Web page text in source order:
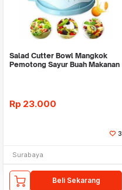
Salad Cutter Bowl Mangkok
Pemotong Sayur Buah Makanan
Rp 23.000
3
Surabaya
Beli Sekarang